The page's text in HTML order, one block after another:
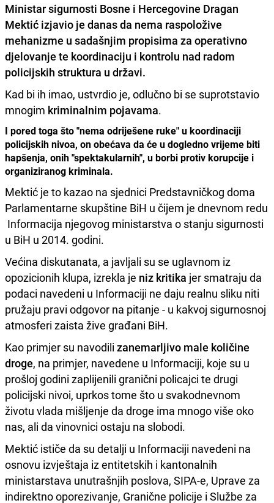
Ministar sigurnosti Bosne i Hercegovine Dragan
Mektić izjavio je danas da nema raspoložive
mehanizme u sadašnjim propisima za operativno
djelovanje te koordinaciju i kontrolu nad radom
policijskih struktura u državi.
Kad bi ih imao, ustvrdio je, odlučno bi se suprotstavio
mnogim kriminalnim pojavama.
I pored toga što "nema odriješene ruke" u koordinaciji
policijskih nivoa, on obećava da će u dogledno vrijeme biti
hapšenja, onih "spektakularnih", u borbi protiv korupcije i
organiziranog kriminala.
Mektić je to kazao na sjednici Predstavničkog doma
Parlamentarne skupštine BiH u čijem je dnevnom redu
Informacija njegovog ministarstva o stanju sigurnosti
u BiH u 2014. godini.
Većina diskutanata, a javljali su se uglavnom iz
opozicionih klupa, izrekla je niz kritika jer smatraju da
podaci navedeni u Informaciji ne daju realnu sliku niti
pružaju pravi odgovor na pitanje - u kakvoj sigurnosnoj
atmosferi zaista žive građani BiH.
Kao primjer su navodili zanemarljivo male količine
droge, na primjer, navedene u Informaciji, koje su u
prošloj godini zaplijenili granični policajci te drugi
policijski nivoi, uprkos tome što u svakodnevnom
životu vlada mišljenje da droge ima mnogo više oko
nas, ali da vinovnici ostaju na slobodi.
Mektić ističe da su detalji u Informaciji navedeni na
osnovu izvještaja iz entitetskih i kantonalnih
ministarstava unutrašnjih poslova, SIPA-e, Uprave za
indirektno oporezivanje, Granične policije i Službe za